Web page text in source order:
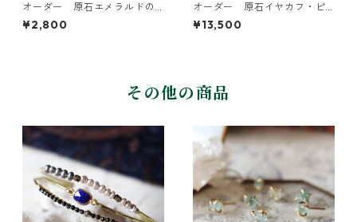
オーダー 原石エメラルドの
プチピアス
¥2,800
オーダー 原石イヤカフ・ピ
アス・ネックレス
¥13,500
その他の商品